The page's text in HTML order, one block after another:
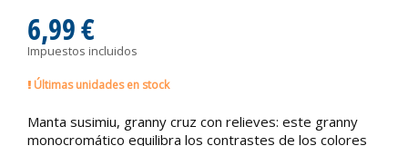
6,99 €
Impuestos incluidos
Últimas unidades en stock
Manta susimiu, granny cruz con relieves: este granny
monocromático equilibra los contrastes de los colores